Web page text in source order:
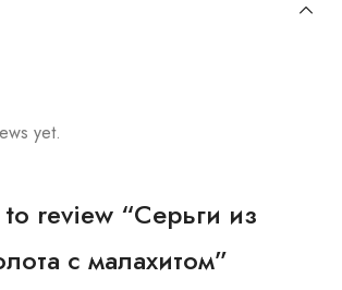
yet.
review “Серьги из
с малахитом”